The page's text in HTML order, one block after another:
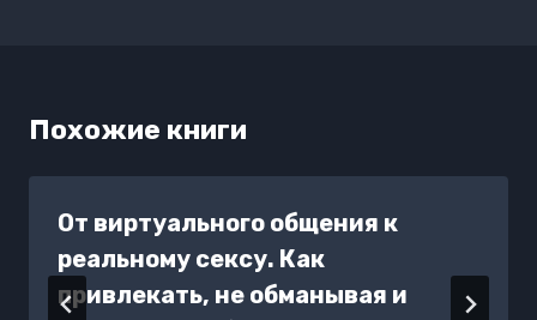
Похожие книги
От виртуального общения к
реальному сексу. Как
привлекать, не обманывая и